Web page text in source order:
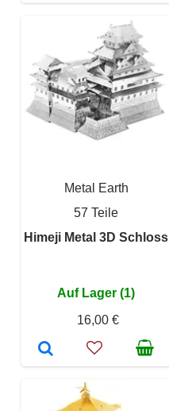
Metal Earth
57 Teile
Himeji Metal 3D Schloss
Auf Lager (1)
16,00 €